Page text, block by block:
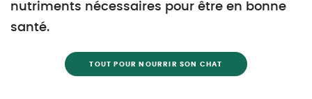
nutriments nécessaires pour être en bonne
santé.
TOUT POUR NOURRIR SON CHAT